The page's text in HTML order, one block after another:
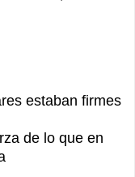
estaban firmes
de lo que en